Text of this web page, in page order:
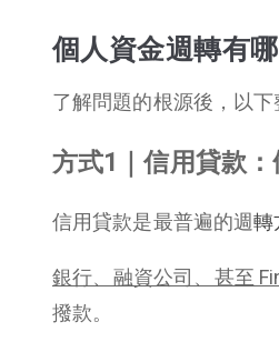
個人資金週轉有
了解問題的根源後，以
方式1｜信用貸款
信用貸款是最普遍的週轉
銀行、融資公司、甚至
撥款。